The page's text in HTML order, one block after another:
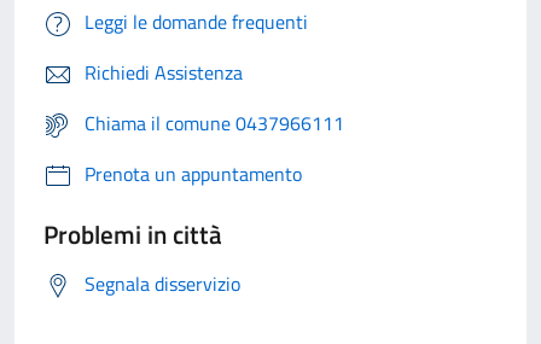
Leggi le domande frequenti
Richiedi Assistenza
Chiama il comune 0437966111
Prenota un appuntamento
Problemi in città
Segnala disservizio